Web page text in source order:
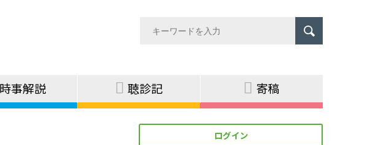
時事解説 聴診記 寄稿
ログイン